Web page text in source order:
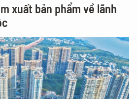
xuất bản phẩm về lãnh